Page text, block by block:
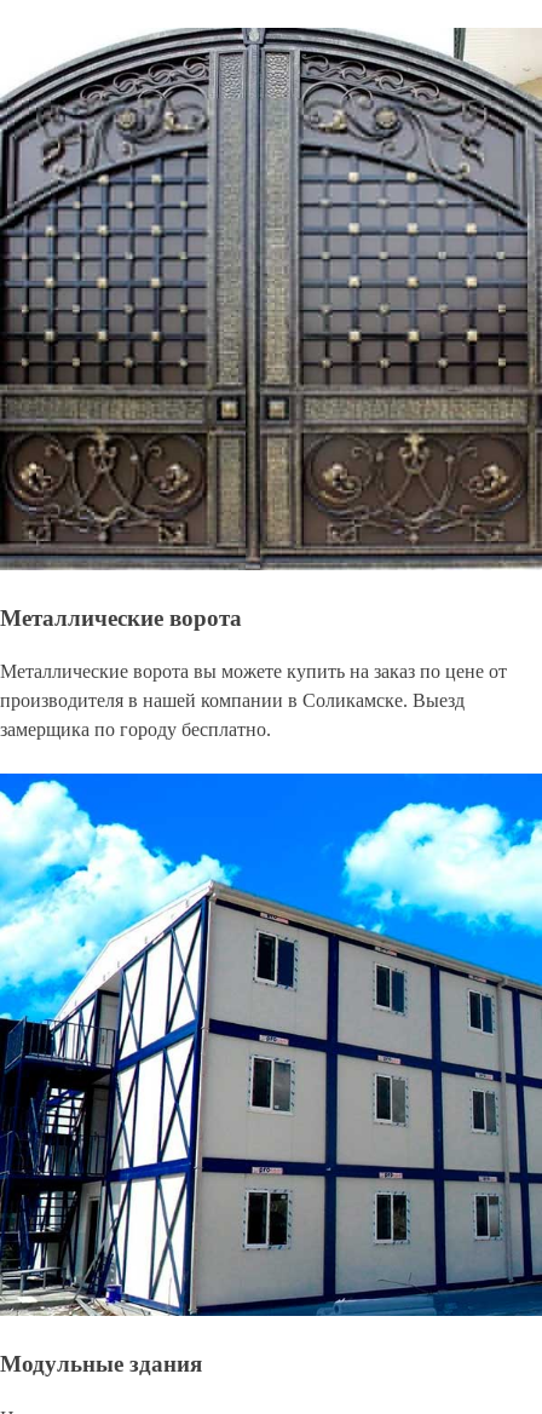
Металлические ворота
Металлические ворота вы можете купить на заказ по цене от
производителя в нашей компании в Соликамске. Выезд
замерщика по городу бесплатно.
Модульные здания